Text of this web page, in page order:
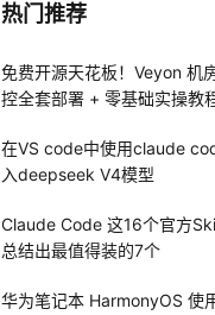
热门推荐
免费开源天花板！Veyon 机
控全套部署 + 零基础实操教
在VS code中使用claude
入deepseek V4模型
Claude Code 这16个官方
总结出最值得装的7个
华为笔记本 HarmonyOS 使